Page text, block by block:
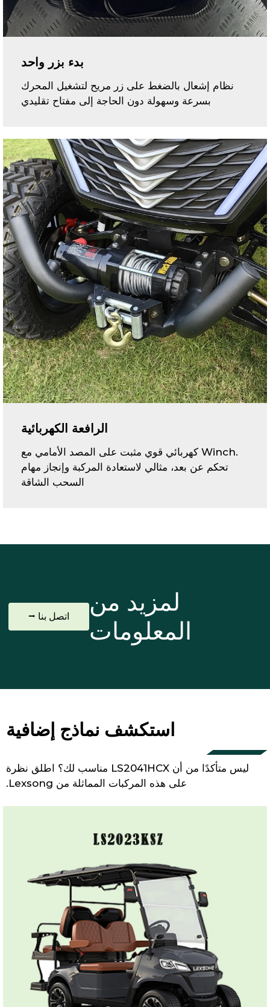
بدء بزر واحد
نظام إشعال بالضغط على زر مريح لتشغيل المحرك
بسرعة وسهولة دون الحاجة إلى مفتاح تقليدي
الرافعة الكهربائية
.Winch كهربائي قوي مثبت على المصد الأمامي مع
تحكم عن بعد، مثالي لاستعادة المركبة وإنجاز مهام
السحب الشاقة
لمزيد من
المعلومات
اتصل بنا ⭢
استكشف نماذج إضافية
ليس متأكدًا من أن LS2041HCX مناسب لك؟ اطلق نظرة
على هذه المركبات المماثلة من Lexsong.